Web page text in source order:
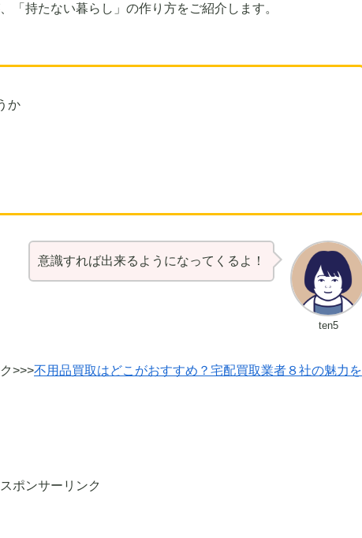
「持たない暮らし」の作り方をご紹介します。
か
ten5
意識すれば出来るようになってくるよ！
>>>不用品買取はどこがおすすめ？宅配買取業者８社の魅力を
スポンサーリンク